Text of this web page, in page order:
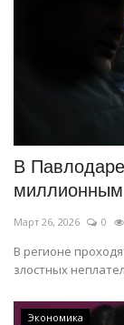
В
Март 26, 2026 0
В регионе
злостных
Экономика